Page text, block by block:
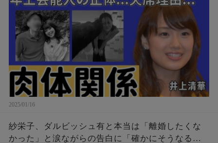
が悪い”と言われる3つの原因に言葉を失う...
2025/01/16
紗栄子、ダルビッシュ有と本当は「離婚したくな
かった」と涙ながらの告白に「確かにそうなるよ